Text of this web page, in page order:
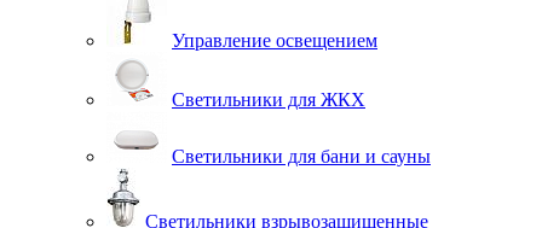
Управление освещением
Светильники для ЖКХ
Светильники для бани и сауны
Светильники взрывозащищенные